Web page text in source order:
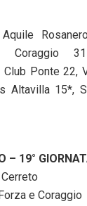
31
Club Ponte 22,
Altavilla 15*,
– 19°
e Coraggio